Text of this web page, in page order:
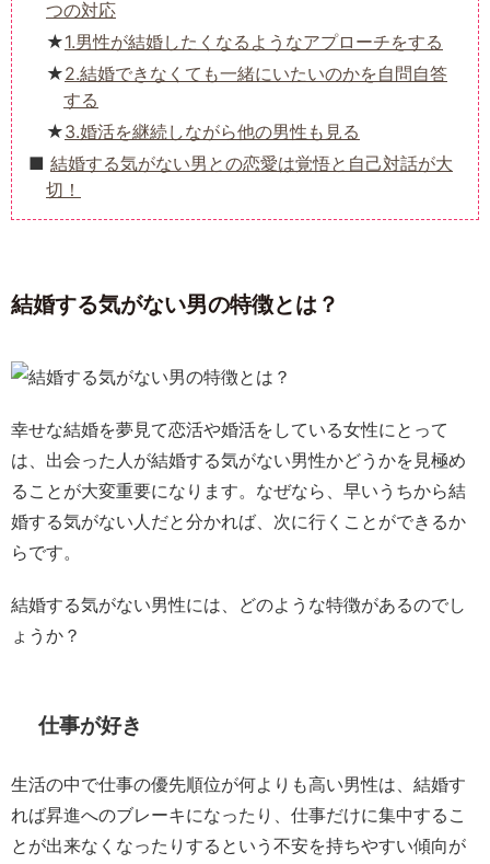
つの対応
1.男性が結婚したくなるようなアプローチをする
2.結婚できなくても一緒にいたいのかを自問自答
する
3.婚活を継続しながら他の男性も見る
結婚する気がない男との恋愛は覚悟と自己対話が大
切！
結婚する気がない男の特徴とは？
幸せな結婚を夢見て恋活や婚活をしている女性にとって
は、出会った人が結婚する気がない男性かどうかを見極め
ることが大変重要になります。なぜなら、早いうちから結
婚する気がない人だと分かれば、次に行くことができるか
らです。
結婚する気がない男性には、どのような特徴があるのでし
ょうか？
仕事が好き
生活の中で仕事の優先順位が何よりも高い男性は、結婚す
れば昇進へのブレーキになったり、仕事だけに集中するこ
とが出来なくなったりするという不安を持ちやすい傾向が